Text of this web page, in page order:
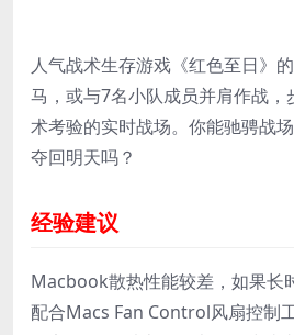
人气战术生存游戏《红色至日》
马，或与7名小队成员并肩作战，
术考验的实时战场。你能驰骋战
夺回明天吗？
经验建议
Macbook散热性能较差，如果长
配合Macs Fan Control风扇控制